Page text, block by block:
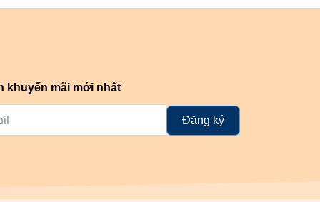
khuyến mãi mới nhất
Đăng ký